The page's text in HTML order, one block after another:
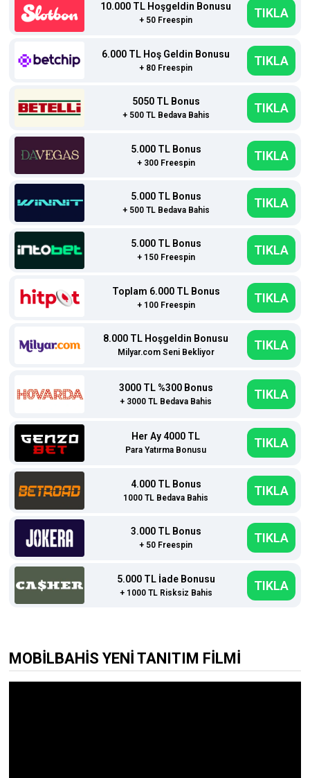
10.000 TL Hoşgeldin Bonusu
+ 50 Freespin TIKLA
6.000 TL Hoş Geldin Bonusu
+ 80 Freespin TIKLA
5050 TL Bonus
+ 500 TL Bedava Bahis TIKLA
5.000 TL Bonus
+ 300 Freespin TIKLA
5.000 TL Bonus
+ 500 TL Bedava Bahis TIKLA
5.000 TL Bonus
+ 150 Freespin TIKLA
Toplam 6.000 TL Bonus
+ 100 Freespin TIKLA
8.000 TL Hoşgeldin Bonusu
Milyar.com Seni Bekliyor TIKLA
3000 TL %300 Bonus
+ 3000 TL Bedava Bahis TIKLA
Her Ay 4000 TL
Para Yatırma Bonusu TIKLA
4.000 TL Bonus
1000 TL Bedava Bahis TIKLA
3.000 TL Bonus
+ 50 Freespin TIKLA
5.000 TL İade Bonusu
+ 1000 TL Risksiz Bahis TIKLA
MOBİLBAHİS YENİ TANITIM FİLMİ